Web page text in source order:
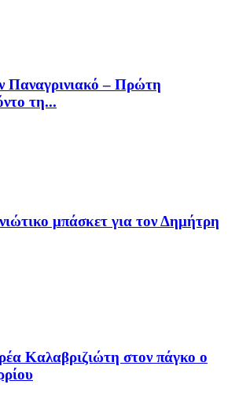
Παναγρινιακό – Πρώτη
τη...
μπάσκετ για τον Δημήτρη
Καλαβριζιώτη στον πάγκο ο